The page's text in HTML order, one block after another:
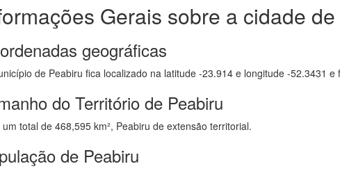
Gerais sobre a cidade de
geográficas
de Peabiru fica localizado na latitude -23.914 e longitude -52.3431
do Território de Peabiru
um total de 468,595 km², Peabiru de extensão territorial.
de Peabiru